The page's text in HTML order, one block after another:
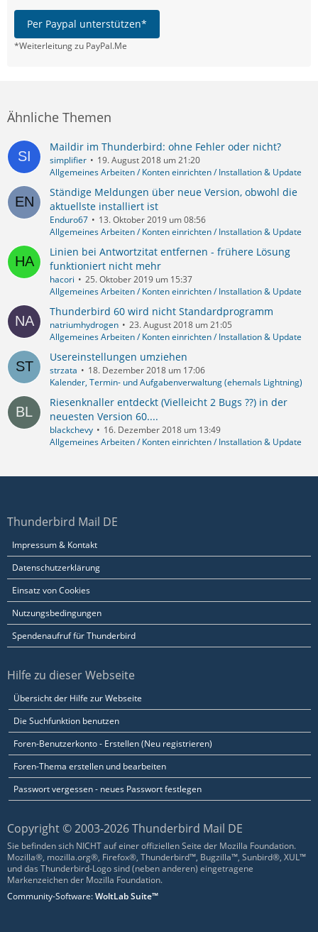
Per Paypal unterstützen*
*Weiterleitung zu PayPal.Me
Ähnliche Themen
Maildir im Thunderbird: ohne Fehler oder nicht?
simplifier
19. August 2018 um 21:20
Allgemeines Arbeiten / Konten einrichten / Installation & Update
Ständige Meldungen über neue Version, obwohl die
aktuellste installiert ist
Enduro67
13. Oktober 2019 um 08:56
Allgemeines Arbeiten / Konten einrichten / Installation & Update
Linien bei Antwortzitat entfernen - frühere Lösung
funktioniert nicht mehr
hacori
25. Oktober 2019 um 15:37
Allgemeines Arbeiten / Konten einrichten / Installation & Update
Thunderbird 60 wird nicht Standardprogramm
natriumhydrogen
23. August 2018 um 21:05
Allgemeines Arbeiten / Konten einrichten / Installation & Update
Usereinstellungen umziehen
strzata
18. Dezember 2018 um 17:06
Kalender, Termin- und Aufgabenverwaltung (ehemals Lightning)
Riesenknaller entdeckt (Vielleicht 2 Bugs ??) in der
neuesten Version 60....
blackchevy
16. Dezember 2018 um 13:49
Allgemeines Arbeiten / Konten einrichten / Installation & Update
Thunderbird Mail DE
Impressum & Kontakt
Datenschutzerklärung
Einsatz von Cookies
Nutzungsbedingungen
Spendenaufruf für Thunderbird
Hilfe zu dieser Webseite
Übersicht der Hilfe zur Webseite
Die Suchfunktion benutzen
Foren-Benutzerkonto - Erstellen (Neu registrieren)
Foren-Thema erstellen und bearbeiten
Passwort vergessen - neues Passwort festlegen
Copyright © 2003-2026 Thunderbird Mail DE
Sie befinden sich NICHT auf einer offiziellen Seite der Mozilla Foundation.
Mozilla®, mozilla.org®, Firefox®, Thunderbird™, Bugzilla™, Sunbird®, XUL™
und das Thunderbird-Logo sind (neben anderen) eingetragene
Markenzeichen der Mozilla Foundation.
Community-Software:WoltLab Suite™